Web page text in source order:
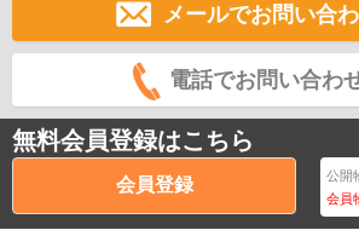
メールでお問い合
電話でお問い合わ
無料会員登録はこちら
会員登録 公開
会員